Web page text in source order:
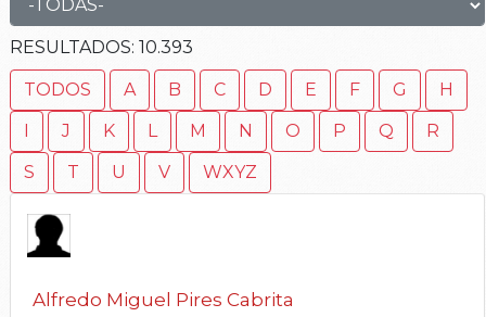
RESULTADOS: 10.393
TODOS A B C D E F G
H
I
J K L M N O P Q
R
S
T U V WXYZ
Alfredo Miguel Pires Cabrita